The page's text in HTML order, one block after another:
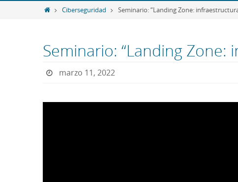
Ciberseguridad Seminario: “Landing Zone:
Seminario: “Landing Zone:
marzo 11, 2022